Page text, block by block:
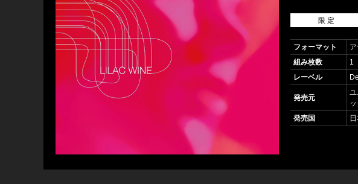
限 定
フォーマット
組み枚数
1
レーベル
発売元
ユ
発売国